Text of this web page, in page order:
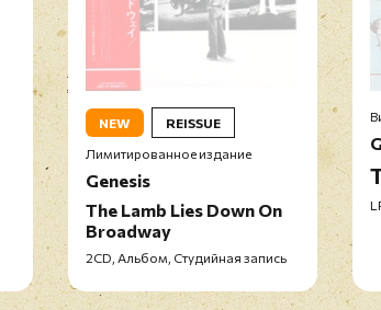
NEW
REISSUE
Лимитированное издание
Genesis
The Lamb Lies Down On
Broadway
2CD, Альбом, Студийная запись